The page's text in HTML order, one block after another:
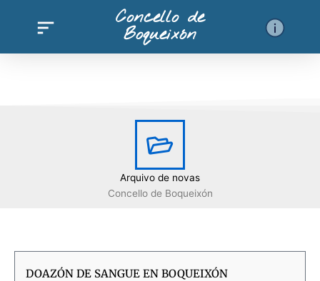
Concello de
Boqueixón
Arquivo de novas
Concello de Boqueixón
DOAZÓN DE SANGUE EN BOQUEIXÓN